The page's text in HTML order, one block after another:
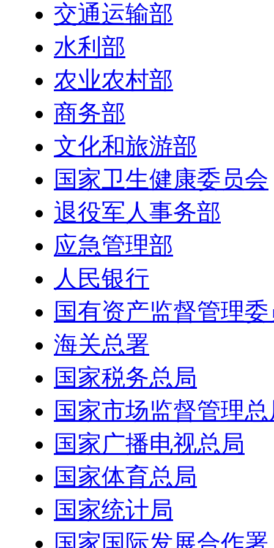
交通运输部
水利部
农业农村部
商务部
文化和旅游部
国家卫生健康委员会
退役军人事务部
应急管理部
人民银行
国有资产监督管理
海关总署
国家税务总局
国家市场监督管理
国家广播电视总局
国家体育总局
国家统计局